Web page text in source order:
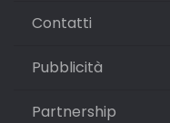
Contatti
Pubblicità
Partnership